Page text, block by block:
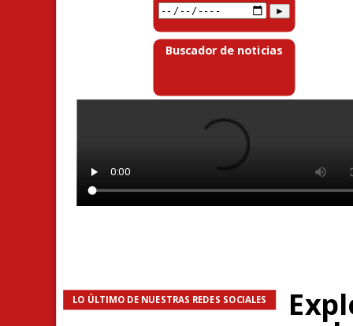
Buscador de noticias
LO ÚLTIMO DE NUESTRAS REDES SOCIALES